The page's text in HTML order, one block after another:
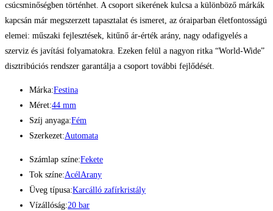
csúcsminőségben történhet. A csoport sikerének kulcsa a különböző márkák
kapcsán már megszerzett tapasztalat és ismeret, az óraiparban életfontosságú
elemei: műszaki fejlesztések, kitűnő ár-érték arány, nagy odafigyelés a
szerviz és javítási folyamatokra. Ezeken felül a nagyon ritka “World-Wide”
disztribúciós rendszer garantálja a csoport további fejlődését.
Márka:Festina
Méret:44 mm
Szíj anyaga:Fém
Szerkezet:Automata
Számlap színe:Fekete
Tok színe:AcélArany
Üveg típusa:Karcálló zafírkristály
Vízállóság:20 bar